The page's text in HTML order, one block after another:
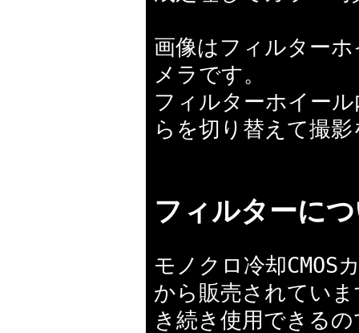
画像はフィルターホ
メラです。
フィルターホイー
らを切り替えて撮
フィルターに
モノクロ冷却CMOS
から販売されてい
き続き使用できる